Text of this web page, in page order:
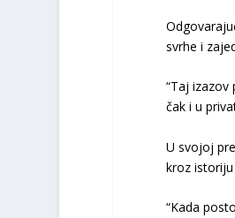
svrhe i
“Taj
čak i u
U svojoj
kroz
“Kada